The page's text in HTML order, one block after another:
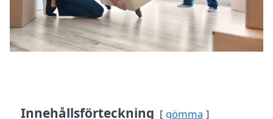
Innehållsförteckning gömma